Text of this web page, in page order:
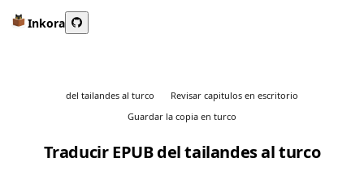
Inkora
del tailandes al turco
Revisar capitulos en escritorio
Guardar la copia en turco
Traducir EPUB del tailandes al turco